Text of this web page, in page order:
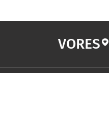
VORES